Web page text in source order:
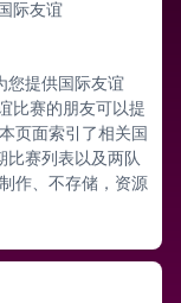
国际友谊
您提供国际友谊
比赛的朋友可以提
页面索引了相关国
比赛列表以及两队
作、不存储，资源